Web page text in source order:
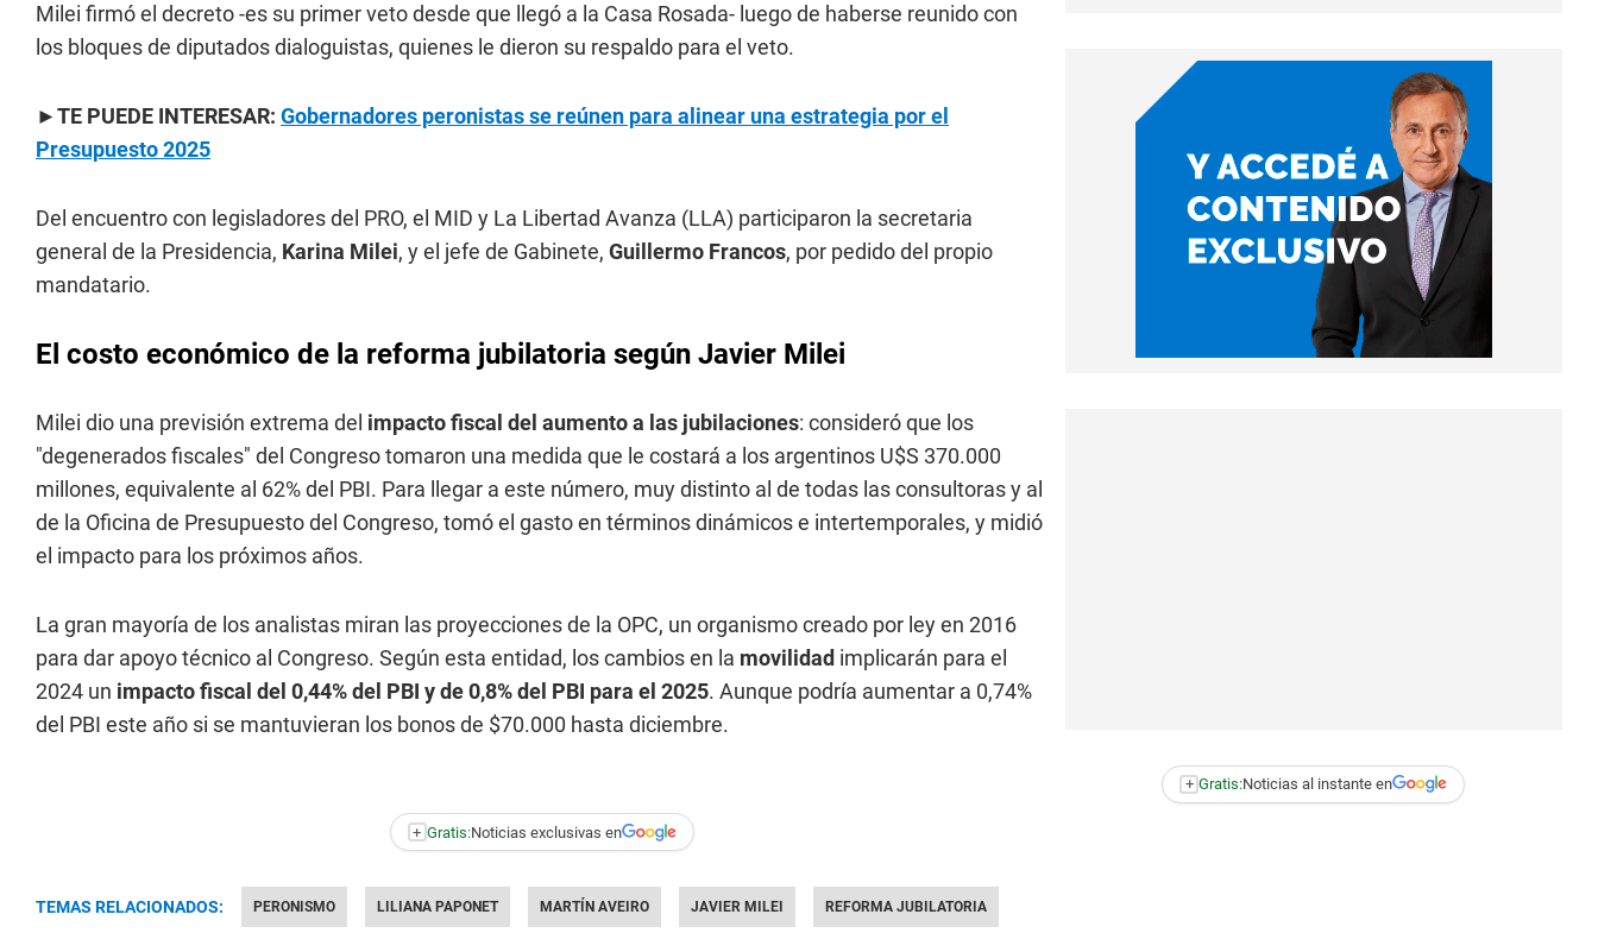
Milei firmó el decreto -es su primer veto desde que llegó a la Casa Rosada- luego de haberse reunido con
los bloques de diputados dialoguistas, quienes le dieron su respaldo para el veto.
►TE PUEDE INTERESAR: Gobernadores peronistas se reúnen para alinear una estrategia por el
Presupuesto 2025
Del encuentro con legisladores del PRO, el MID y La Libertad Avanza (LLA) participaron la secretaria
general de la Presidencia, Karina Milei, y el jefe de Gabinete, Guillermo Francos, por pedido del propio
mandatario.
El costo económico de la reforma jubilatoria según Javier Milei
Milei dio una previsión extrema del impacto fiscal del aumento a las jubilaciones: consideró que los
"degenerados fiscales" del Congreso tomaron una medida que le costará a los argentinos U$S 370.000
millones, equivalente al 62% del PBI. Para llegar a este número, muy distinto al de todas las consultoras y al
de la Oficina de Presupuesto del Congreso, tomó el gasto en términos dinámicos e intertemporales, y midió
el impacto para los próximos años.
La gran mayoría de los analistas miran las proyecciones de la OPC, un organismo creado por ley en 2016
para dar apoyo técnico al Congreso. Según esta entidad, los cambios en la movilidad implicarán para el
2024 un impacto fiscal del 0,44% del PBI y de 0,8% del PBI para el 2025. Aunque podría aumentar a 0,74%
del PBI este año si se mantuvieran los bonos de $70.000 hasta diciembre.
+ Gratis:Noticias exclusivas en
TEMAS RELACIONADOS: PERONISMO LILIANA PAPONET MARTÍN AVEIRO JAVIER MILEI REFORMA JUBILATORIA
+ Gratis:Noticias al instante en